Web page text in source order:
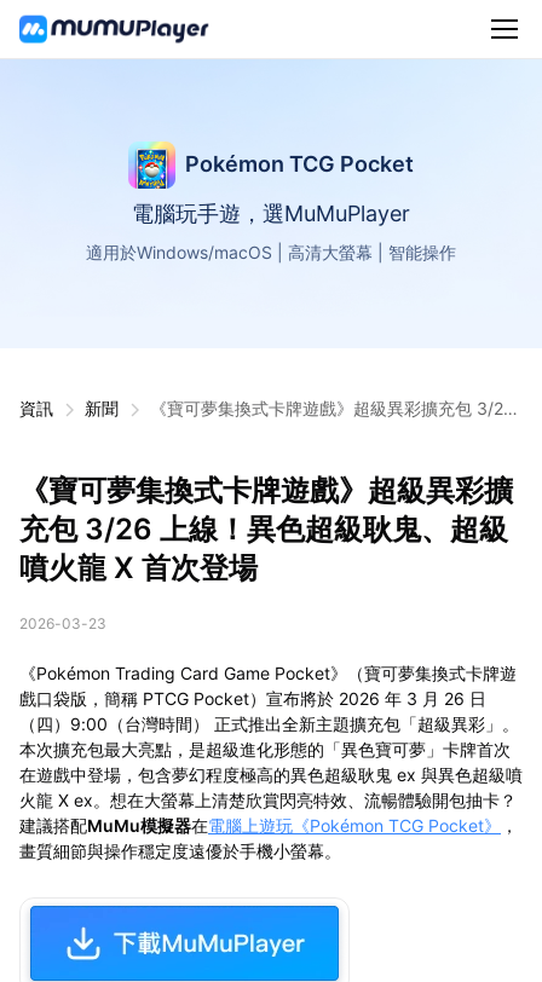
Pokémon TCG Pocket
電腦玩手遊，選MuMuPlayer
適用於Windows/macOS | 高清大螢幕 | 智能操作
資訊 新聞
《寶可夢集換式卡牌遊戲》超級異彩擴充包 3/26
《寶可夢集換式卡牌遊戲》超級異彩擴
充包 3/26 上線！異色超級耿鬼、超級
噴火龍 X 首次登場
2026-03-23
《Pokémon Trading Card Game Pocket》（寶可夢集換式卡牌遊
戲口袋版，簡稱 PTCG Pocket）宣布將於 2026 年 3 月 26 日
（四）9:00（台灣時間） 正式推出全新主題擴充包「超級異彩」。
本次擴充包最大亮點，是超級進化形態的「異色寶可夢」卡牌首次
在遊戲中登場，包含夢幻程度極高的異色超級耿鬼 ex 與異色超級噴
火龍 X ex。想在大螢幕上清楚欣賞閃亮特效、流暢體驗開包抽卡？
建議搭配MuMu模擬器在電腦上遊玩《Pokémon TCG Pocket》
，
畫質細節與操作穩定度遠優於手機小螢幕。